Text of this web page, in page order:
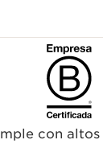
con altos